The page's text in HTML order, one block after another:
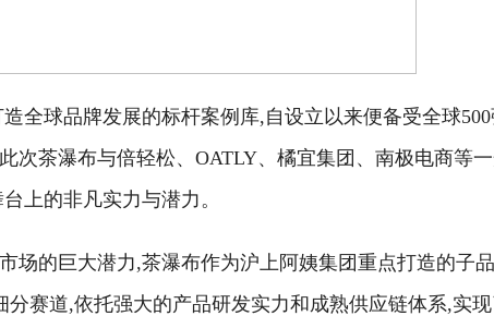
全球品牌发展的标杆案例库,自设立以来便备受全球
次茶瀑布与倍轻松、OATLY、橘宜集团、南极电商等
上的非凡实力与潜力。
场的巨大潜力,茶瀑布作为沪上阿姨集团重点打造的子
赛道,依托强大的产品研发实力和成熟供应链体系,实